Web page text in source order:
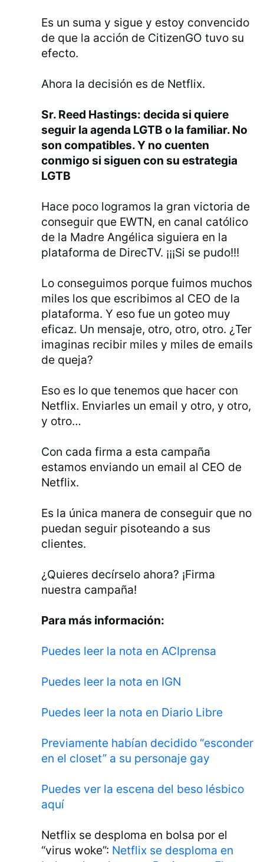
Es un suma y sigue y estoy convencido
de que la acción de CitizenGO tuvo su
efecto.
Ahora la decisión es de Netflix.
Sr. Reed Hastings: decida si quiere
seguir la agenda LGTB o la familiar. No
son compatibles. Y no cuenten
conmigo si siguen con su estrategia
LGTB
Hace poco logramos la gran victoria de
conseguir que EWTN, en canal católico
de la Madre Angélica siguiera en la
plataforma de DirecTV. ¡¡¡Si se pudo!!!
Lo conseguimos porque fuimos muchos
miles los que escribimos al CEO de la
plataforma. Y eso fue un goteo muy
eficaz. Un mensaje, otro, otro, otro. ¿Ter
imaginas recibir miles y miles de emails
de queja?
Eso es lo que tenemos que hacer con
Netflix. Enviarles un email y otro, y otro,
y otro…
Con cada firma a esta campaña
estamos enviando un email al CEO de
Netflix.
Es la única manera de conseguir que no
puedan seguir pisoteando a sus
clientes.
¿Quieres decírselo ahora? ¡Firma
nuestra campaña!
Para más información:
Puedes leer la nota en ACIprensa
Puedes leer la nota en IGN
Puedes leer la nota en Diario Libre
Previamente habían decidido “esconder
en el closet” a su personaje gay
Puedes ver la escena del beso lésbico
aquí
Netflix se desploma en bolsa por el
“virus woke”: Netflix se desploma en